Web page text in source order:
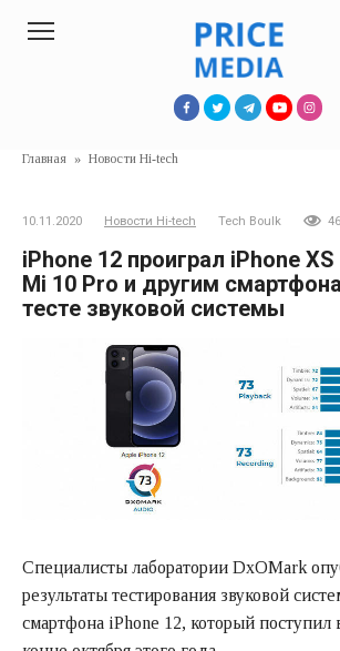
Главная » Новости Hi-tech
10.11.2020 Новости Hi-tech Tech Boulk
iPhone 12 проиграл iPhone
Mi 10 Pro и другим
тесте звуковой системы
Специалисты лаборатории DxOMark
результаты тестирования звуковой
смартфона iPhone 12, который поступил